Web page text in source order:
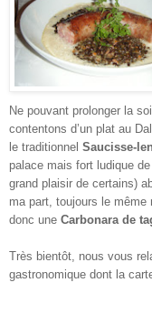
Ne pouvant prolonger la
contentons d’un plat au
le traditionnel Saucisse-
palace mais fort ludique
grand plaisir de certains)
ma part, toujours le même
donc une Carbonara de
Très bientôt, nous vous
gastronomique dont la